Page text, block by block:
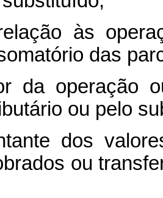
às
das
da operação
ou pelo
dos
ou